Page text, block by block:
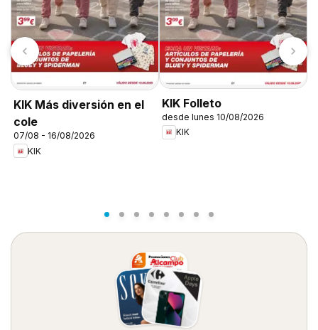
KIK Más diversión en el
cole
07/08 - 16/08/2026
KIK
KIK Folleto
desde lunes 10/08/2026
KIK